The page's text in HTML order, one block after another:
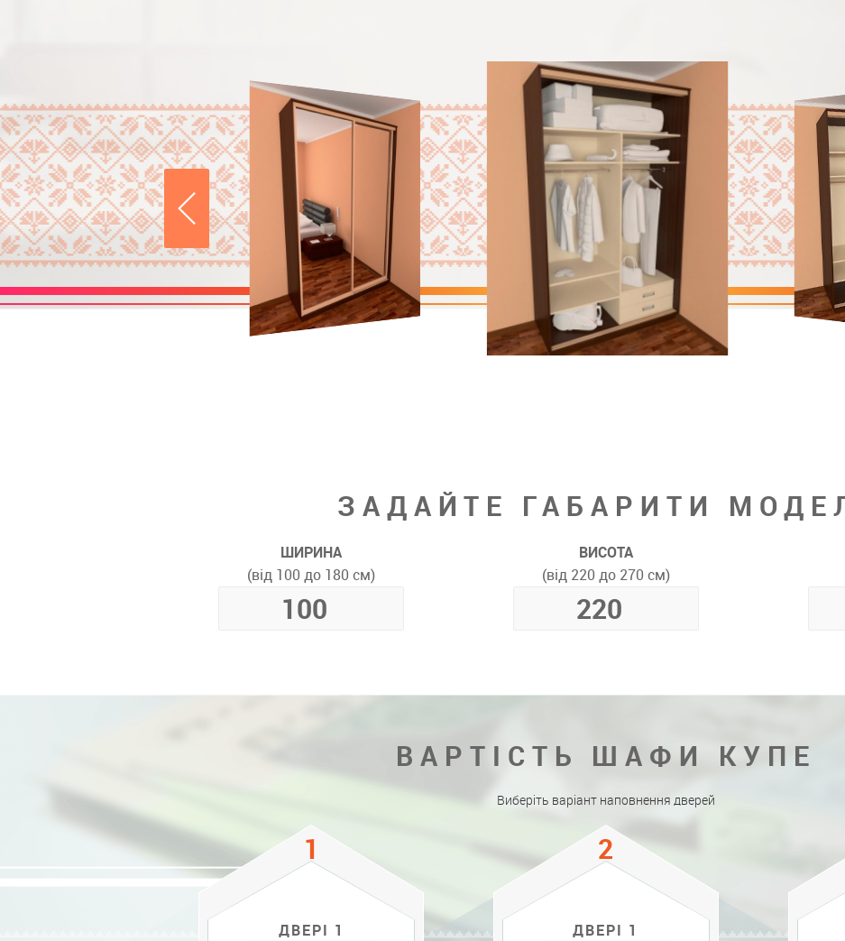
ЗАДАЙТЕ ГАБАРИТИ
ШИРИНА
(від 100 до 180 см)
ВИСОТА
(від 220 до 270 см)
ВАРТІСТЬ ШАФИ КУПЕ
Виберіть варіант наповнення дверей
ДВЕРІ 1
ДВЕРІ 1